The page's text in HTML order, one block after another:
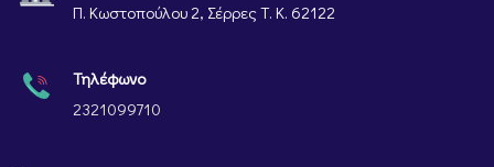
Π. Κωστοπούλου 2, Σέρρες Τ. Κ. 62122
Τηλέφωνο
2321099710